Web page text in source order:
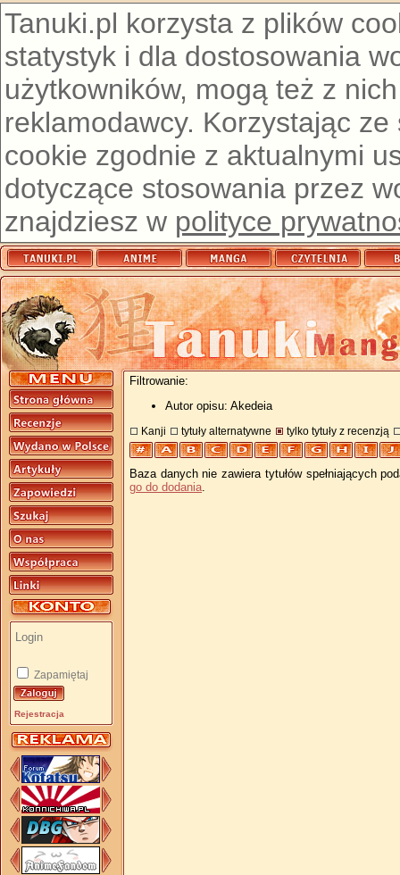
Tanuki.pl korzysta z plików
statystyk i dla dostosowania
użytkowników, mogą też z
reklamodawcy. Korzystając
cookie zgodnie z aktualnymi
dotyczące stosowania przez
znajdziesz w polityce
Zapamiętaj
Rejestracja
Filtrowanie:
Autor opisu: Akedeia
Kanji tytuły alternatywne tylko tytuły z recenzją
Baza danych nie zawiera tytułów spełniających
go do dodania.